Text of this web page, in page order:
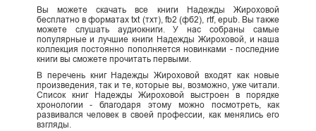
Вы можете скачать все книги Надежды Жироховой
бесплатно в форматах txt (тхт), fb2 (фб2), rtf, epub. Вы также
можете слушать аудиокниги. У нас собраны самые
популярные и лучшие книги Надежды Жироховой, и наша
коллекция постоянно пополняется новинками - последние
книги вы сможете прочитать первыми.
В перечень книг Надежды Жироховой входят как новые
произведения, так и те, которые вы, возможно, уже читали.
Список книг Надежды Жироховой выстроен в порядке
хронологии - благодаря этому можно посмотреть, как
развивался человек в своей профессии, как менялись его
взгляды.